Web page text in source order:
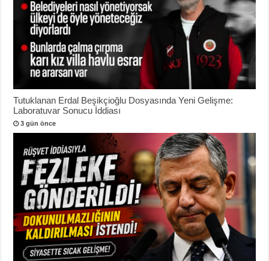
Tutuklanan Erdal Beşikçioğlu Dosyasında Yeni Gelişme:
Laboratuvar Sonucu İddiası
3 gün önce